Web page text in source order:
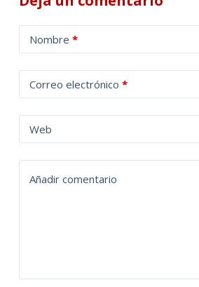
Nombre *
Correo electrónico *
Web
Añadir comentario
l
t
a
t